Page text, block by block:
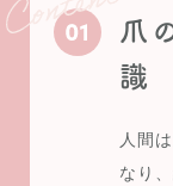
爪
識
人間
なり